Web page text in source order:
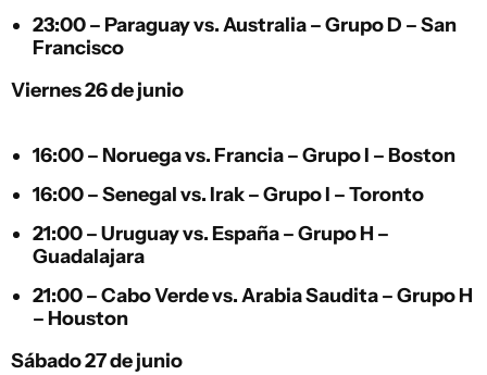
23:00 – Paraguayvs.Australia– Grupo D – San
Francisco
Viernes 26 de junio
16:00 – Noruegavs. Francia– Grupo I – Boston
16:00 –Senegalvs. Irak– Grupo I – Toronto
21:00 –Uruguayvs. España– Grupo H –
Guadalajara
21:00 –Cabo Verdevs.Arabia Saudita– Grupo H
– Houston
Sábado 27 de junio